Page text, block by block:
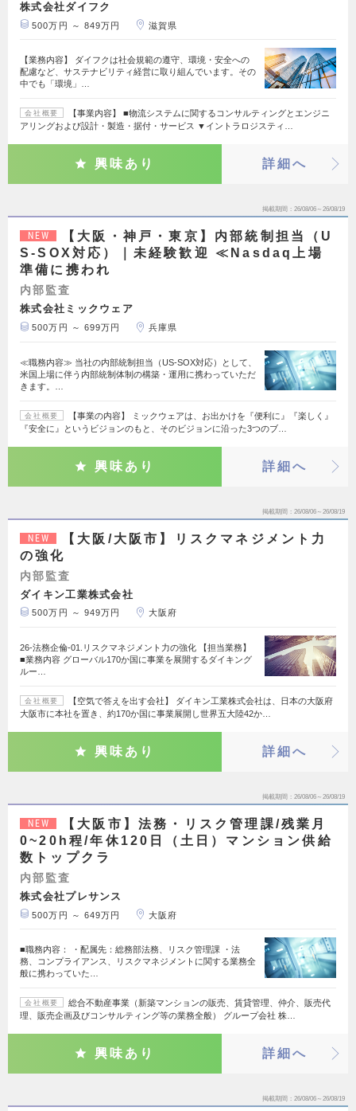
株式会社ダイフク
500万円 ～ 849万円 滋賀県
【業務内容】 ダイフクは社会規範の遵守、環境・安全への
配慮など、サステナビリティ経営に取り組んでいます。その
中でも「環境」…
会社概要
【事業内容】 ■物流システムに関するコンサルティングとエンジニ
アリングおよび設計・製造・据付・サービス ▼イントラロジスティ…
興味あり 詳細へ
掲載期間 26/08/06～26/08/19
NEW
【大阪・神戸・東京】内部統制担当（U
S-SOX対応）｜未経験歓迎 ≪Nasdaq上場
準備に携われ
内部監査
株式会社ミックウェア
500万円 ～ 699万円 兵庫県
≪職務内容≫ 当社の内部統制担当（US-SOX対応）として、
米国上場に伴う内部統制体制の構築・運用に携わっていただ
きます。…
会社概要
【事業の内容】 ミックウェアは、お出かけを『便利に』『楽しく』
『安全に』というビジョンのもと、そのビジョンに沿った3つのブ…
興味あり 詳細へ
掲載期間 26/08/06～26/08/19
NEW
【大阪/大阪市】リスクマネジメント力
の強化
内部監査
ダイキン工業株式会社
500万円 ～ 949万円 大阪府
26-法務企倫-01.リスクマネジメント力の強化 【担当業務】
■業務内容 グローバル170か国に事業を展開するダイキング
ルー…
会社概要
【空気で答えを出す会社】 ダイキン工業株式会社は、日本の大阪府
大阪市に本社を置き、約170か国に事業展開し世界五大陸42か…
興味あり 詳細へ
掲載期間 26/08/06～26/08/19
NEW
【大阪市】法務・リスク管理課/残業月
0~20h程/年休120日（土日）マンション供給
数トップクラ
内部監査
株式会社プレサンス
500万円 ～ 649万円 大阪府
■職務内容： ・配属先：総務部法務、リスク管理課 ・法
務、コンプライアンス、リスクマネジメントに関する業務全
般に携わっていた…
会社概要
総合不動産事業（新築マンションの販売、賃貸管理、仲介、販売代
理、販売企画及びコンサルティング等の業務全般） グループ会社 株…
興味あり 詳細へ
掲載期間 26/08/06～26/08/19